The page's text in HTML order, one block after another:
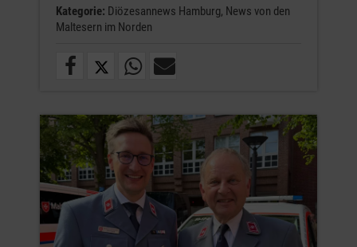
Kategorie: Diözesannews Hamburg, News von den
Maltesern im Norden